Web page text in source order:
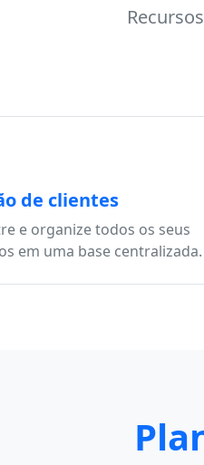
de clientes
e organize todos os seus
em uma base centralizada.